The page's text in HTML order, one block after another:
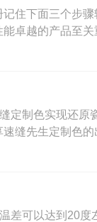
住下面三个步
卓越的产品至
定制色实现还原
缝先生定制色
差可以达到20